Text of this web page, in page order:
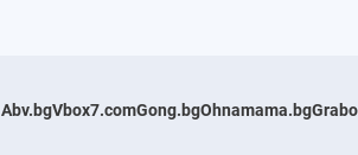
Abv.bgVbox7.comGong.bgOhnamama.bg